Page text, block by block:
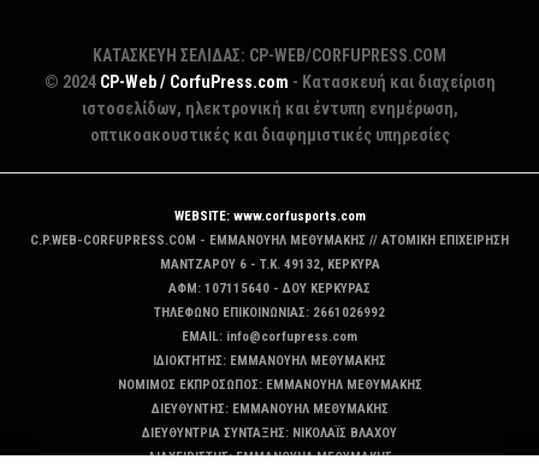
ΚΑΤΑΣΚΕΥΗ ΣΕΛΙΔΑΣ: CP-WEB/CORFUPRESS.COM
© 2024 CP-Web / CorfuPress.com - Κατασκευή και διαχείριση
ιστοσελίδων, ηλεκτρονική και έντυπη ενημέρωση,
οπτικοακουστικές και διαφημιστικές υπηρεσίες
WEBSITE: www.corfusports.com
C.P.WEB-CORFUPRESS.COM - ΕΜΜΑΝΟΥΗΛ ΜΕΘΥΜΑΚΗΣ // ΑΤΟΜΙΚΗ ΕΠΙΧΕΙΡΗΣΗ
MANTZAΡΟΥ 6 - T.K. 49132, ΚΕΡΚΥΡΑ
ΑΦΜ: 107115640 - ΔΟΥ ΚΕΡΚΥΡΑΣ
ΤΗΛΕΦΩΝΟ ΕΠΙΚΟΙΝΩΝΙΑΣ: 2661026992
EMAIL: info@corfupress.com
ΙΔΙΟΚΤΗΤΗΣ: EMMANOYΗΛ ΜΕΘΥΜΑΚΗΣ
ΝΟΜΙΜΟΣ ΕΚΠΡΟΣΩΠΟΣ: EMMANOYΗΛ ΜΕΘΥΜΑΚΗΣ
ΔΙΕΥΘΥΝΤΗΣ: EMMANOYΗΛ ΜΕΘΥΜΑΚΗΣ
ΔΙΕΥΘΥΝΤΡΙΑ ΣΥΝΤΑΞΗΣ: ΝΙΚΟΛΑΪΣ ΒΛΑΧΟΥ
ΔΙΑΧΕΙΡΙΣΤΗΣ: EMMANOYΗΛ ΜΕΘΥΜΑΚΗΣ